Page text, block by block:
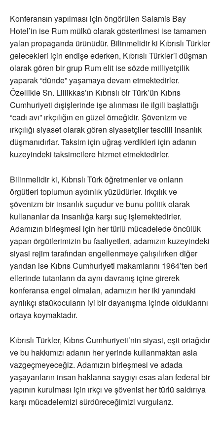
Konferansın yapılması için öngörülen Salamis Bay
Hotel’in ise Rum mülkü olarak gösterilmesi ise tamamen
yalan propaganda ürünüdür. Bilinmelidir ki Kıbrıslı Türkler
gelecekleri için endişe ederken, Kıbrıslı Türkler’i düşman
olarak gören bir grup Rum elit ise sözde milliyetçilik
yaparak “dünde” yaşamaya devam etmektedirler.
Özellikle Sn. Lillikkas’ın Kıbrıslı bir Türk’ün Kıbrıs
Cumhuriyeti dışişlerinde işe alınması ile ilgili başlattığı
“cadı avı” ırkçılığın en güzel örneğidir. Şövenizm ve
ırkçılığı siyaset olarak gören siyasetçiler tescilli insanlık
düşmanıdırlar. Taksim için uğraş verdikleri için adanın
kuzeyindeki taksimcilere hizmet etmektedirler.
Bilinmelidir ki, Kıbrıslı Türk öğretmenler ve onların
örgütleri toplumun aydınlık yüzüdürler. Irkçılık ve
şövenizm bir insanlık suçudur ve bunu politik olarak
kullananlar da insanlığa karşı suç işlemektedirler.
Adamızın birleşmesi için her türlü mücadelede öncülük
yapan örgütlerimizin bu faaliyetleri, adamızın kuzeyindeki
siyasi rejim tarafından engellenmeye çalışılırken diğer
yandan ise Kıbrıs Cumhuriyeti makamlarını 1964’ten beri
ellerinde tutanların da aynı davranış içine girerek
konferansa engel olmaları, adamızın her iki yanındaki
ayrılıkçı staükocuların iyi bir dayanışma içinde olduklarını
ortaya koymaktadır.
Kıbrıslı Türkler, Kıbrıs Cumhuriyeti’nin siyasi, eşit ortağıdır
ve bu hakkımızı adanın her yerinde kullanmaktan asla
vazgeçmeyeceğiz. Adamızın birleşmesi ve adada
yaşayanların insan haklarına saygıyı esas alan federal bir
yapının kurulması için ırkçı ve şövenist her türlü saldırıya
karşı mücadelemizi sürdüreceğimizi vurgularız.